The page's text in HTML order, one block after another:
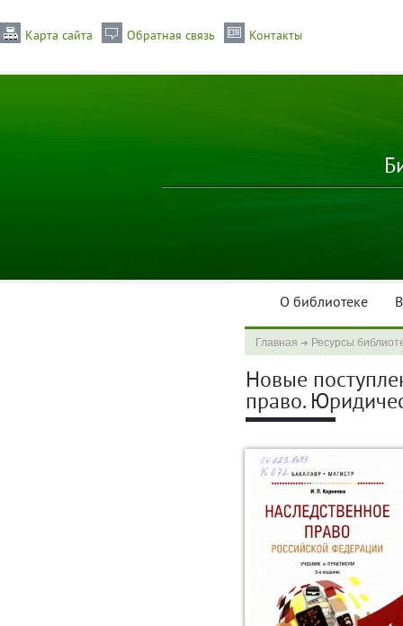
Карта сайта Обратная связь Контакты
О библиотеке
Главная Ресурсы
Новые
право.